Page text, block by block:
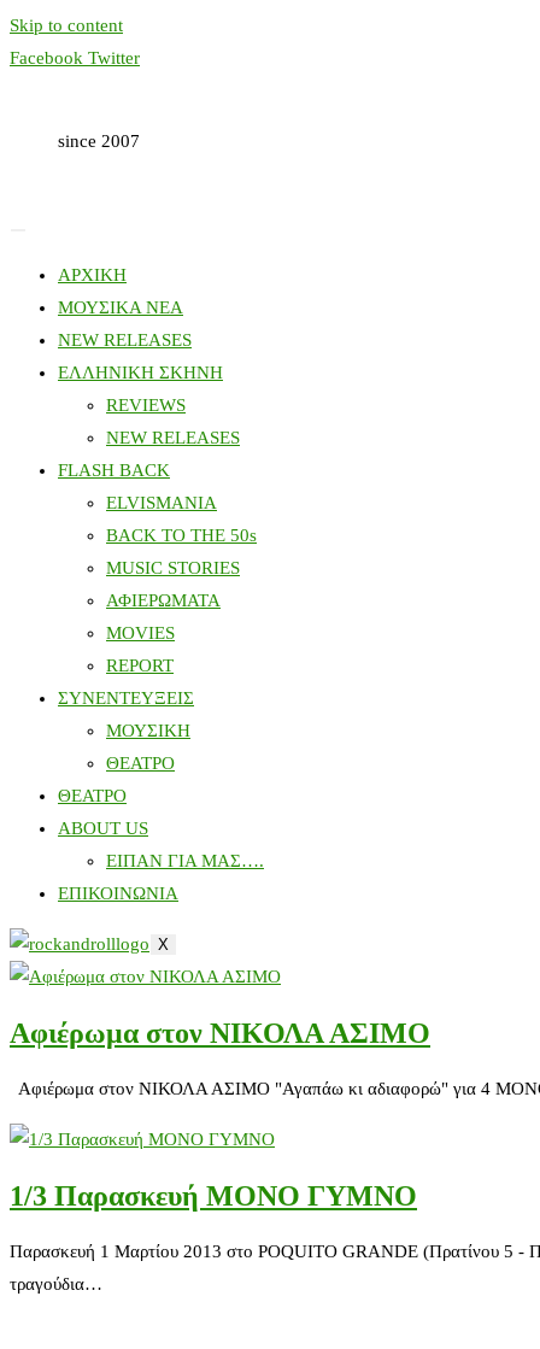
Skip to content
Facebook Twitter
since 2007
ΑΡΧΙΚΗ
ΜΟΥΣΙΚΑ ΝΕΑ
NEW RELEASES
ΕΛΛΗΝΙΚΗ ΣΚΗΝΗ
REVIEWS
NEW RELEASES
FLASH BACK
ELVISMANIA
BACK TO THE 50s
MUSIC STORIES
ΑΦΙΕΡΩΜΑΤΑ
MOVIES
REPORT
ΣΥΝΕΝΤΕΥΞΕΙΣ
ΜΟΥΣΙΚΗ
ΘΕΑΤΡΟ
ΘΕΑΤΡΟ
ABOUT US
ΕΙΠΑΝ ΓΙΑ ΜΑΣ….
ΕΠΙΚΟΙΝΩΝΙΑ
X
Αφιέρωμα στον ΝΙΚΟΛΑ ΑΣΙΜΟ
Αφιέρωμα στον ΝΙΚΟΛΑ ΑΣΙΜΟ "Αγαπάω κι αδιαφορώ" για 4 ΜΟΝΟ
1/3 Παρασκευή ΜΟΝΟ ΓΥΜΝΟ
Παρασκευή 1 Μαρτίου 2013 στο POQUITO GRANDE (Πρατίνου 5 -
τραγούδια…